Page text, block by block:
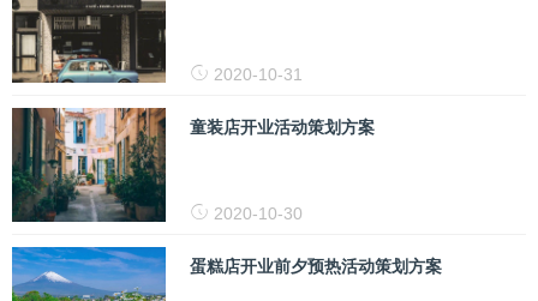
2020-10-31
童装店开业活动策划方案
2020-10-30
蛋糕店开业前夕预热活动策划方案